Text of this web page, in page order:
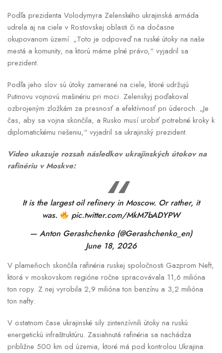
Podľa prezidenta Volodymyra Zelenského ukrajinská armáda
udrela aj na ciele v Rostovskej oblasti či na dočasne
okupovanom území. „Toto je odpoveď na ruské útoky na naše
mestá a komunity, na ktorú máme plné právo,“ vyjadril sa
prezident.
Podľa jeho slov sú útoky zamerané na ciele, ktoré udržujú
Putinovu vojnovú mašinériu pri moci. Zelenskyj poďakoval
ozbrojeným zložkám za presnosť a efektívnosť pri úderoch. „Je
čas, aby sa vojna skončila, a Rusko musí urobiť potrebné kroky k
diplomatickému riešeniu,“ vyjadril sa ukrajinský prezident.
Video ukazuje rozsah následkov ukrajinských útokov na
rafinériu v Moskve:
It is the largest oil refinery in Moscow. Or rather, it
was.
pic.twitter.com/MkM7bADYPW
— Anton Gerashchenko (@Gerashchenko_en)
June 18, 2026
V plameňoch skončila rafinéria ruskej spoločnosti Gazprom Neft,
ktorá v moskovskom regióne ročne spracovávala 11,6 milióna
ton ropy. Z nej vyrobila 2,9 milióna ton benzínu a 3,2 milióna
ton nafty.
V ostatnom čase ukrajinské sily zintenzívnili útoky na ruskú
energetickú infraštruktúru. Zasiahnutá rafinéria sa nachádza
približne 500 km od územia, ktoré má pod kontrolou Ukrajina.